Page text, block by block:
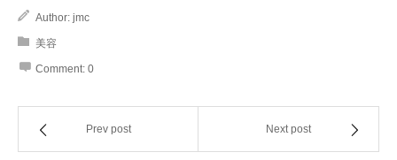
Author: jmc
美容
Comment: 0
Prev post Next post